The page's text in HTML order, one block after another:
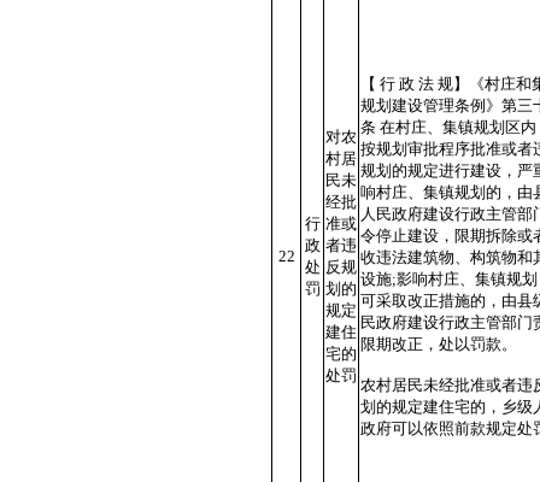
22
行
政
处
罚
对农
村居
民未
经批
准或
者违
反规
划的
规定
建住
宅的
处罚
【 行 政 法 规】《村庄和
规划建设管理条例》第三
条 在村庄、集镇规划区内
按规划审批程序批准或者
规划的规定进行建设，严
响村庄、集镇规划的，由
人民政府建设行政主管部
令停止建设，限期拆除或
收违法建筑物、构筑物和
设施;影响村庄、集镇规
可采取改正措施的，由县
民政府建设行政主管部门
限期改正，处以罚款。
农村居民未经批准或者违
划的规定建住宅的，乡级
政府可以依照前款规定